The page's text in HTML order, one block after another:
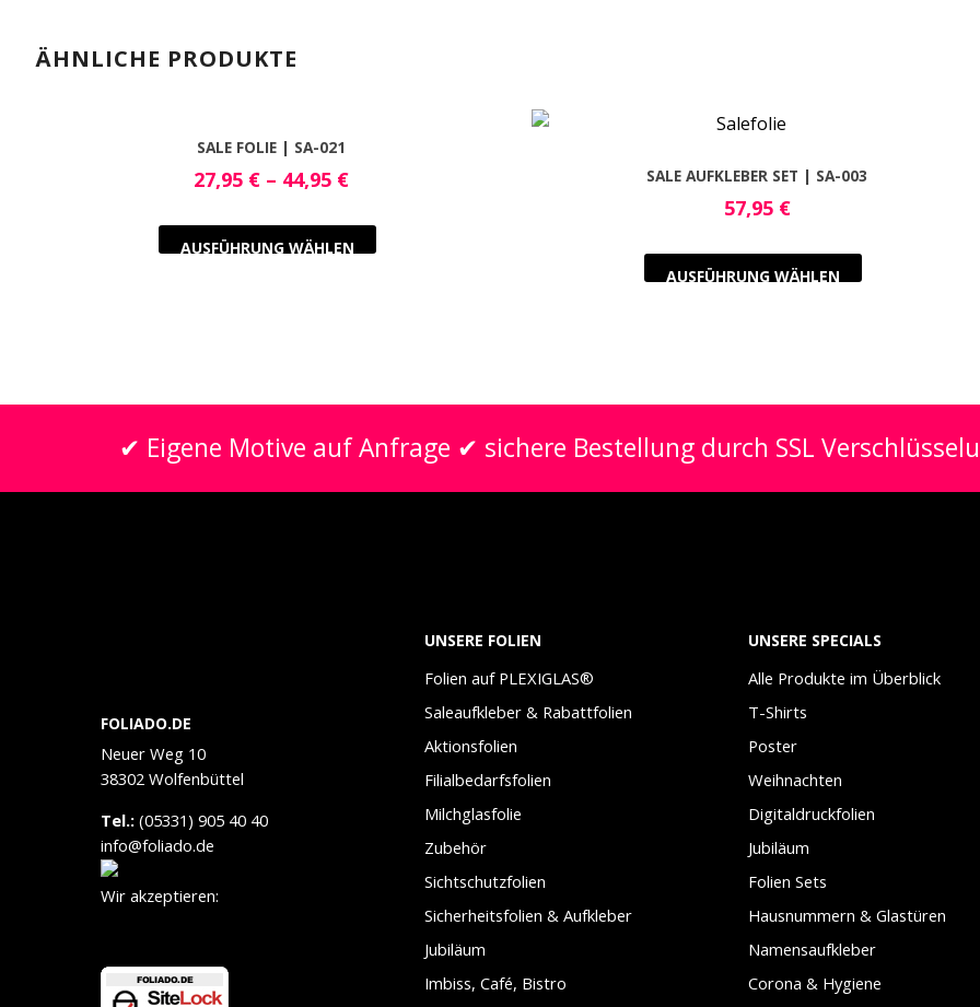
ÄHNLICHE PRODUKTE
SALE FOLIE | SA-021
27,95 €– 44,95 €
AUSFÜHRUNG WÄHLEN
SALE AUFKLEBER SET | SA-003
57,95 €
AUSFÜHRUNG WÄHLEN
✔ Eigene Motive auf Anfrage ✔ sichere Bestellung durch SSL
FOLIADO.DE
Neuer Weg 10
38302 Wolfenbüttel
Tel.:(05331) 905 40 40
info@foliado.de
Wir akzeptieren:
UNSERE FOLIEN
Folien auf PLEXIGLAS®
Saleaufkleber & Rabattfolien
Aktionsfolien
Filialbedarfsfolien
Milchglasfolie
Zubehör
Sichtschutzfolien
Sicherheitsfolien & Aufkleber
Jubiläum
Imbiss, Café, Bistro
UNSERE SPECIALS
Alle Produkte im Überblick
T-Shirts
Poster
Weihnachten
Digitaldruckfolien
Jubiläum
Folien Sets
Hausnummern & Glastüren
Namensaufkleber
Corona & Hygiene